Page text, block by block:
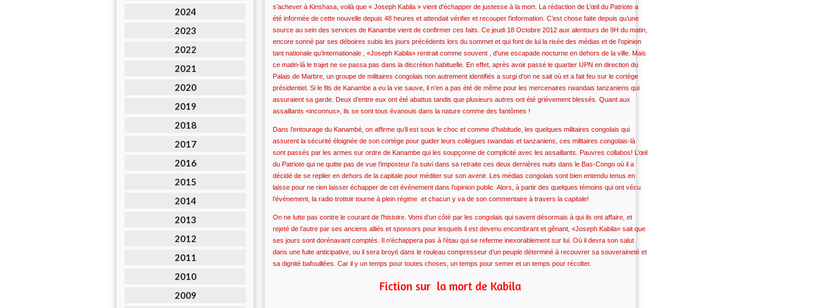
2024
2023
2022
2021
2020
2019
2018
2017
2016
2015
2014
2013
2012
2011
2010
2009
s’achever à Kinshasa, voilà que « Joseph Kabila » vient d’échapper de justesse à la mort. La rédaction de L’œil du Patriote a
été informée de cette nouvelle depuis 48 heures et attendait vérifier et recouper l’information. C’est chose faite depuis qu’une
source au sein des services de Kanambe vient de confirmer ces faits. Ce jeudi 18 Octobre 2012 aux alentours de 9H du matin,
encore sonné par ses déboires subis les jours précédents lors du sommet et qui font de lui la risée des médias et de l’opinion
tant nationale qu’internationale , «Joseph Kabila» rentrait comme souvent , d’une escapade nocturne en dehors de la ville. Mais
ce matin-là le trajet ne se passa pas dans la discrétion habituelle. En effet, après avoir passé le quartier UPN en direction du
Palais de Marbre, un groupe de militaires congolais non autrement identifiés a surgi d’on ne sait où et a fait feu sur le cortège
présidentiel. Si le fils de Kanambe a eu la vie sauve, il n’en a pas été de même pour les mercenaires rwandais tanzaniens qui
assuraient sa garde. Deux d’entre eux ont été abattus tandis que plusieurs autres ont été grièvement blessés. Quant aux
assaillants «inconnus», ils se sont tous évanouis dans la nature comme des fantômes !
Dans l’entourage du Kanambé, on affirme qu’il est sous le choc et comme d’habitude, les quelques militaires congolais qui
assurent la sécurité éloignée de son cortège pour guider leurs collègues rwandais et tanzaniens, ces militaires congolais-là
sont passés par les armes sur ordre de Kanambe qui les soupçonne de complicité avec les assaillants. Pauvres collabos! L’œil
du Patriote qui ne quitte pas de vue l’imposteur l’a suivi dans sa retraite ces deux dernières nuits dans le Bas-Congo où il a
décidé de se replier en dehors de la capitale pour méditer sur son avenir. Les médias congolais sont bien entendu tenus en
laisse pour ne rien laisser échapper de cet événement dans l’opinion public. Alors, à partir des quelques témoins qui ont vécu
l’événement, la radio trottoir tourne à plein régime et chacun y va de son commentaire à travers la capitale!
On ne lutte pas contre le courant de l’histoire. Vomi d’un côté par les congolais qui savent désormais à qui ils ont affaire, et
rejeté de l’autre par ses anciens alliés et sponsors pour lesquels il est devenu encombrant et gênant, «Joseph Kabila» sait que
ses jours sont dorénavant comptés. Il n’échappera pas à l’étau qui se referme inexorablement sur lui. Où il devra son salut
dans une fuite anticipative, ou il sera broyé dans le rouleau compresseur d’un peuple déterminé à recouvrer sa souveraineté et
sa dignité bafouillées. Car il y un temps pour toutes choses, un temps pour semer et un temps pour récolter.
Fiction sur la mort de Kabila